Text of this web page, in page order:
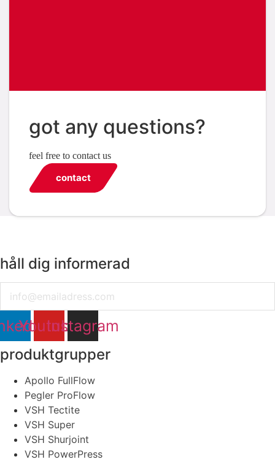
got any questions?
feel free to contact us
contact
håll dig informerad
Youtube
Instagram
produktgrupper
Apollo FullFlow
Pegler ProFlow
VSH Tectite
VSH Super
VSH Shurjoint
VSH PowerPress